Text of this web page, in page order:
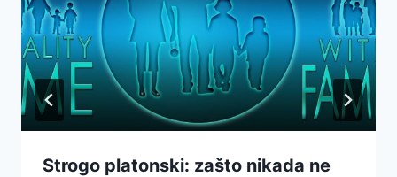
Strogo platonski: zašto nikada ne